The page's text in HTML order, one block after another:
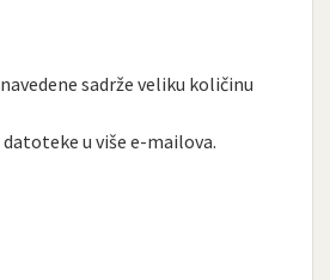
sadrže veliku količinu
u više e-mailova.